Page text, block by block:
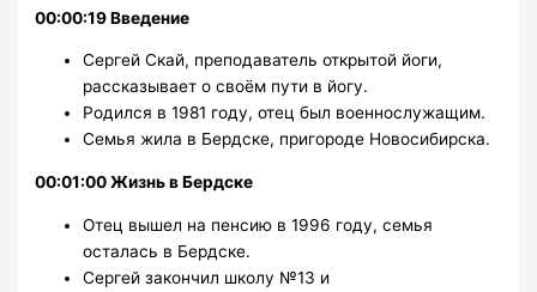
00:00:19 Введение
Сергей Скай, преподаватель открытой йоги,
рассказывает о своём пути в йогу.
Родился в 1981 году, отец был военнослужащим.
Семья жила в Бердске, пригороде Новосибирска.
00:01:00 Жизнь в Бердске
Отец вышел на пенсию в 1996 году, семья
осталась в Бердске.
Сергей закончил школу №13 и